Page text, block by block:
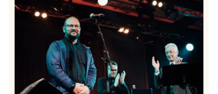
og
musikk
Vangskyrkja